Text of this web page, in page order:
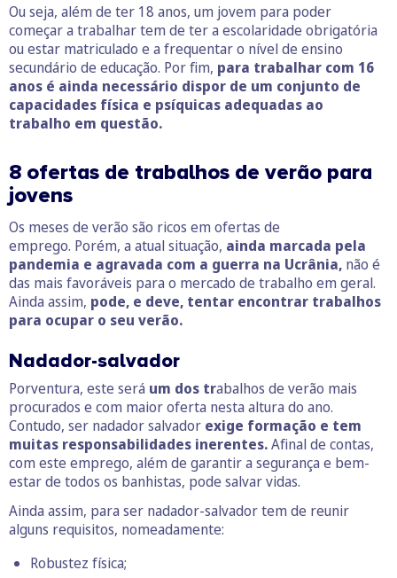
Ou seja, além de ter 18 anos, um jovem para poder
começar a trabalhar tem de ter a escolaridade obrigatória
ou estar matriculado e a frequentar o nível de ensino
secundário de educação. Por fim, para trabalhar com 16
anos é ainda necessário dispor de um conjunto de
capacidades física e psíquicas adequadas ao
trabalho em questão.
8 ofertas de trabalhos de verão para
jovens
Os meses de verão são ricos em ofertas de
emprego. Porém, a atual situação, ainda marcada pela
pandemia e agravada com a guerra na Ucrânia, não é
das mais favoráveis para o mercado de trabalho em geral.
Ainda assim, pode, e deve, tentar encontrar trabalhos
para ocupar o seu verão.
Nadador-salvador
Porventura, este será um dos trabalhos de verão mais
procurados e com maior oferta nesta altura do ano.
Contudo, ser nadador salvador exige formação e tem
muitas responsabilidades inerentes.Afinal de contas,
com este emprego, além de garantir a segurança e bem-
estar de todos os banhistas, pode salvar vidas.
Ainda assim, para ser nadador-salvador tem de reunir
alguns requisitos, nomeadamente:
Robustez física;